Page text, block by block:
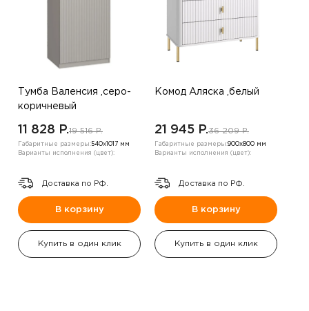
Тумба Валенсия ,серо-
коричневый
11 828 P.19 516 P.
Габаритные размеры:540х1017 мм
Варианты исполнения (цвет):
Доставка по РФ.
В корзину
Купить в один клик
Комод Аляска ,белый
21 945 P.36 209 P.
Габаритные размеры:900х800 мм
Варианты исполнения (цвет):
Доставка по РФ.
В корзину
Купить в один клик